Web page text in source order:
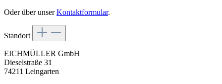
Oder über unserKontaktformular.
Standort
EICHMÜLLER GmbH
Dieselstraße 31
74211 Leingarten